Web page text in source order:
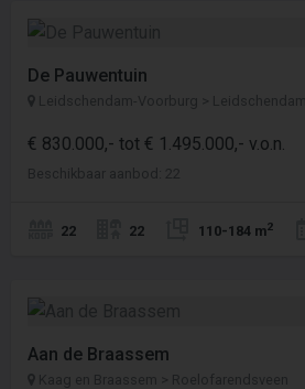
De Pauwentuin
Leidschendam-Voorburg > Leidschendam
€ 830.000,- tot € 1.495.000,- v.o.n.
Beschikbaar aanbod: 22
22 22 110-184 m2
Aan de Braassem
Kaag en Braassem > Roelofarendsveen